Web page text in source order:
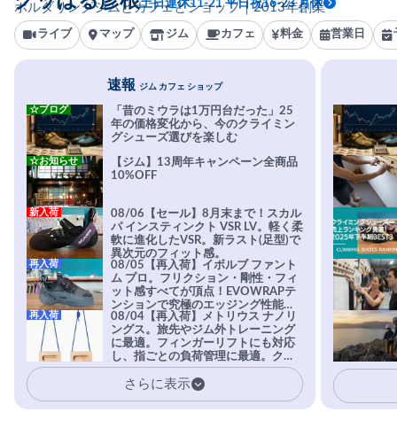
ボルダリングジムとカフェとショップ｜2013年創業
土日連休11-21 平日祝16-23 月休
ライブ マップ ジム カフェ 料金 営業日
速報 ジム カフェ ショップ
「昔のミウラは1万円台だった」25
年の価格変化から、今のクライミン
グシューズ選びを楽しむ
☆ブログ
【ジム】13周年キャンペーン全商品
10%OFF
☆お知らせ
08/06【セール】8月末まで！スカル
パ インスティンクト VSR LV。軽く柔
軟に進化したVSR。新ラスト(足型)で
異次元のフィット感。
新入荷
08/05【再入荷】イボルブ ファント
ム プロ。フリクション・剛性・フィ
ット感すべてが頂点！EVOWRAPテ
ンションで究極のエッジング性能を
実現。進化系ラバーEvo-74はTRAX
を凌駕する粘着力で極小ホールドに
安心感。
再入荷
08/04【再入荷】メトリウス ナノリ
ングス。旅先やジム外トレーニング
に最適。フィンガーリフトにも対応
し、指ごとの負荷管理に最適。クラ
イマーの指を本気で鍛えるギア。
再入荷
さらに表示